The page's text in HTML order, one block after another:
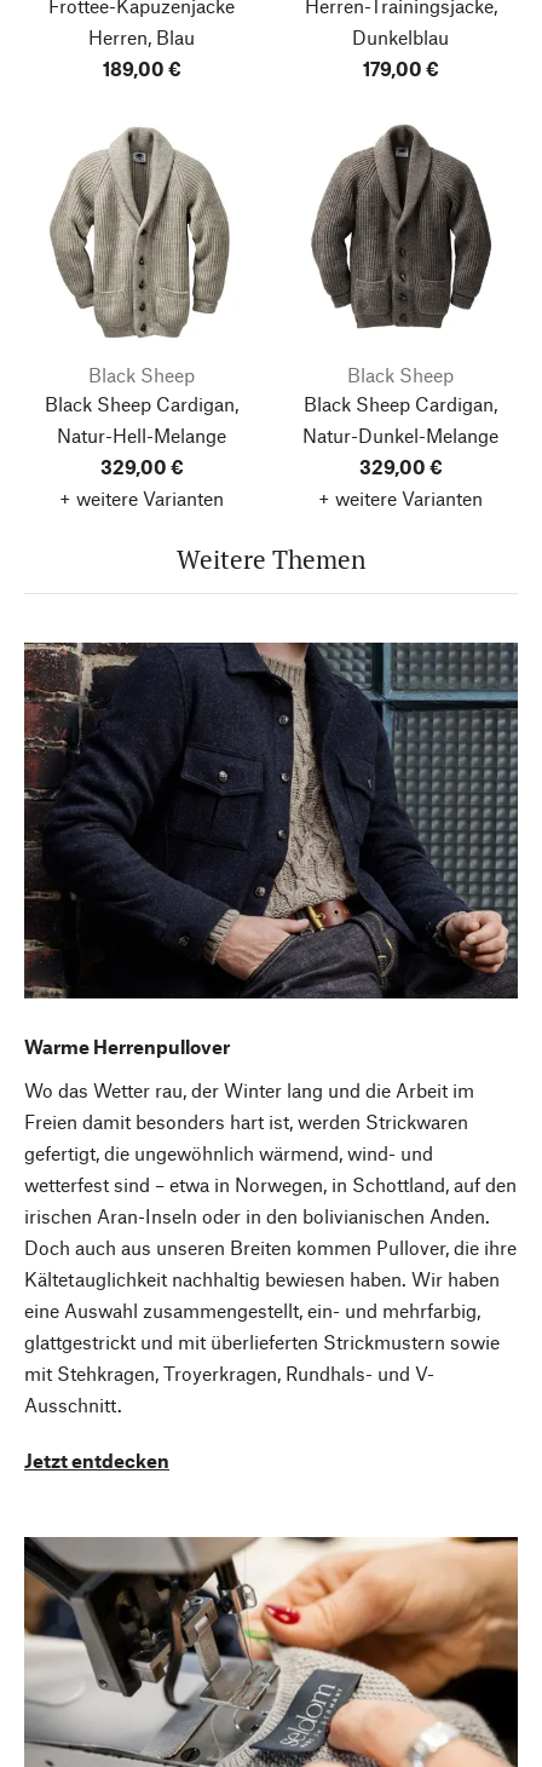
Frottee-Kapuzenjacke
Herren, Blau
189,00 €
Herren-Trainingsjacke,
Dunkelblau
179,00 €
Black Sheep
Black Sheep Cardigan,
Natur-Hell-Melange
329,00 €
+ weitere Varianten
Black Sheep
Black Sheep Cardigan,
Natur-Dunkel-Melange
329,00 €
+ weitere Varianten
Weitere Themen
Warme Herrenpullover
Wo das Wetter rau, der Winter lang und die Arbeit im
Freien damit besonders hart ist, werden Strickwaren
gefertigt, die ungewöhnlich wärmend, wind- und
wetterfest sind – etwa in Norwegen, in Schottland, auf den
irischen Aran-Inseln oder in den bolivianischen Anden.
Doch auch aus unseren Breiten kommen Pullover, die ihre
Kältetauglichkeit nachhaltig bewiesen haben. Wir haben
eine Auswahl zusammengestellt, ein- und mehrfarbig,
glattgestrickt und mit überlieferten Strickmustern sowie
mit Stehkragen, Troyerkragen, Rundhals- und V-
Ausschnitt.
Jetzt entdecken